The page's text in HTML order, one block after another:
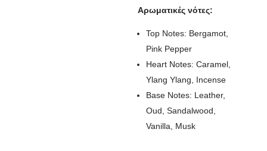
Αρωματικές νότες:
Top Notes: Bergamot,
Pink Pepper
Heart Notes: Caramel,
Ylang Ylang, Incense
Base Notes: Leather,
Oud, Sandalwood,
Vanilla, Musk